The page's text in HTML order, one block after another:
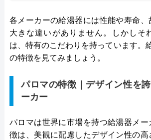
各メーカーの給湯器には性能や寿命、
大きな違いがありません。しかしそ
は、特有のこだわりを持っています。
の特徴を見てみましょう。
パロマの特徴｜デザイン性を
ーカー
パロマは世界に市場を持つ給湯器メ
徴は、美観に配慮したデザイン性の高